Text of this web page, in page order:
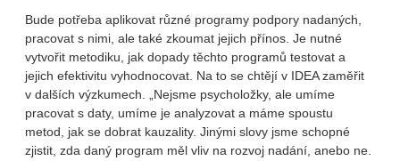
Bude potřeba aplikovat různé programy podpory nadaných,
pracovat s nimi, ale také zkoumat jejich přínos. Je nutné
vytvořit metodiku, jak dopady těchto programů testovat a
jejich efektivitu vyhodnocovat. Na to se chtějí v IDEA zaměřit
v dalších výzkumech. „Nejsme psycholožky, ale umíme
pracovat s daty, umíme je analyzovat a máme spoustu
metod, jak se dobrat kauzality. Jinými slovy jsme schopné
zjistit, zda daný program měl vliv na rozvoj nadání, anebo ne.